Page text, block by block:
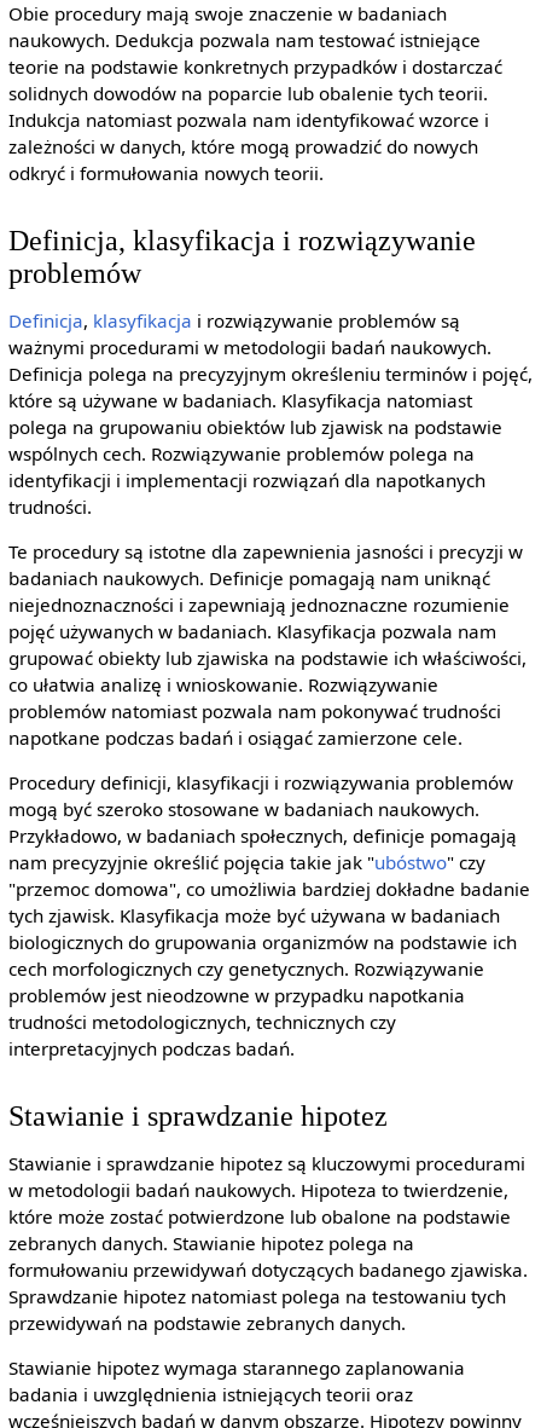
Obie procedury mają swoje znaczenie w badaniach
naukowych. Dedukcja pozwala nam testować istniejące
teorie na podstawie konkretnych przypadków i dostarczać
solidnych dowodów na poparcie lub obalenie tych teorii.
Indukcja natomiast pozwala nam identyfikować wzorce i
zależności w danych, które mogą prowadzić do nowych
odkryć i formułowania nowych teorii.
Definicja, klasyfikacja i rozwiązywanie
problemów
Definicja, klasyfikacja i rozwiązywanie problemów są
ważnymi procedurami w metodologii badań naukowych.
Definicja polega na precyzyjnym określeniu terminów i pojęć,
które są używane w badaniach. Klasyfikacja natomiast
polega na grupowaniu obiektów lub zjawisk na podstawie
wspólnych cech. Rozwiązywanie problemów polega na
identyfikacji i implementacji rozwiązań dla napotkanych
trudności.
Te procedury są istotne dla zapewnienia jasności i precyzji w
badaniach naukowych. Definicje pomagają nam uniknąć
niejednoznaczności i zapewniają jednoznaczne rozumienie
pojęć używanych w badaniach. Klasyfikacja pozwala nam
grupować obiekty lub zjawiska na podstawie ich właściwości,
co ułatwia analizę i wnioskowanie. Rozwiązywanie
problemów natomiast pozwala nam pokonywać trudności
napotkane podczas badań i osiągać zamierzone cele.
Procedury definicji, klasyfikacji i rozwiązywania problemów
mogą być szeroko stosowane w badaniach naukowych.
Przykładowo, w badaniach społecznych, definicje pomagają
nam precyzyjnie określić pojęcia takie jak "ubóstwo" czy
"przemoc domowa", co umożliwia bardziej dokładne badanie
tych zjawisk. Klasyfikacja może być używana w badaniach
biologicznych do grupowania organizmów na podstawie ich
cech morfologicznych czy genetycznych. Rozwiązywanie
problemów jest nieodzowne w przypadku napotkania
trudności metodologicznych, technicznych czy
interpretacyjnych podczas badań.
Stawianie i sprawdzanie hipotez
Stawianie i sprawdzanie hipotez są kluczowymi procedurami
w metodologii badań naukowych. Hipoteza to twierdzenie,
które może zostać potwierdzone lub obalone na podstawie
zebranych danych. Stawianie hipotez polega na
formułowaniu przewidywań dotyczących badanego zjawiska.
Sprawdzanie hipotez natomiast polega na testowaniu tych
przewidywań na podstawie zebranych danych.
Stawianie hipotez wymaga starannego zaplanowania
badania i uwzględnienia istniejących teorii oraz
wcześniejszych badań w danym obszarze. Hipotezy powinny